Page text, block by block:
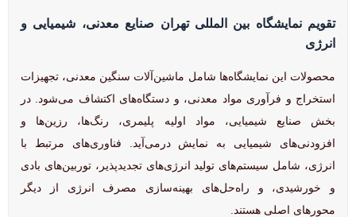
تقویم نمایشگاه بین المللی تهران صنایع معدنی، شیمیایی و
انرژی
محصولات این نمایشگاه‌ها شامل ماشین‌آلات سنگین معدنی، تجهیزات
استخراج و فرآوری مواد معدنی، و دستگاه‌های اکتشاف می‌شود. در
بخش صنایع شیمیایی، مواد اولیه پلیمری، رنگ‌ها، رزین‌ها و
افزودنی‌های شیمیایی به نمایش درمی‌آید. فناوری‌های مرتبط با
انرژی، شامل سیستم‌های تولید انرژی‌های تجدیدپذیر، توربین‌های بادی
و خورشیدی، و راه‌حل‌های بهینه‌سازی مصرف انرژی از دیگر
محورهای اصلی هستند.